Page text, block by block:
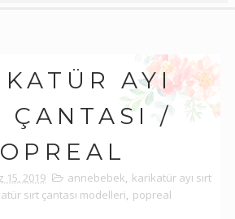
AYI
ÇANTASI /
15, 2019 annebebek, karikatür ayı sırt
sırt çantası modelleri, popreal